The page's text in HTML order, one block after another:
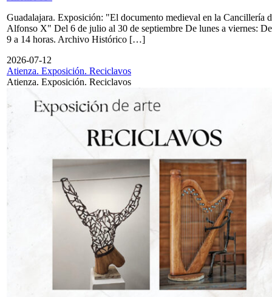
Guadalajara. Exposición: "El documento medieval en la Cancillería
Alfonso X" Del 6 de julio al 30 de septiembre De lunes a viernes: De
9 a 14 horas. Archivo Histórico […]
2026-07-12
Atienza. Exposición. Reciclavos
Atienza. Exposición. Reciclavos